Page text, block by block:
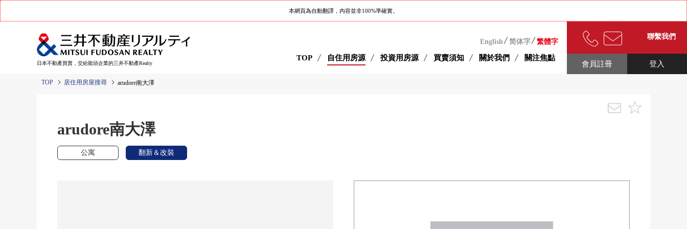
本網頁為自動翻譯，內容並非100%準確實。
日本不動產買賣，交給龍頭企業的三井不動產Realty
English 简体字 繁體字
TOP 自住用房源 投資用房源 買賣須知 關於我們 關注焦點
聯繫我們
登入
會員註冊
TOP 居住用房屋搜尋 arudore南大澤
arudore南大澤
公寓 翻新＆改裝